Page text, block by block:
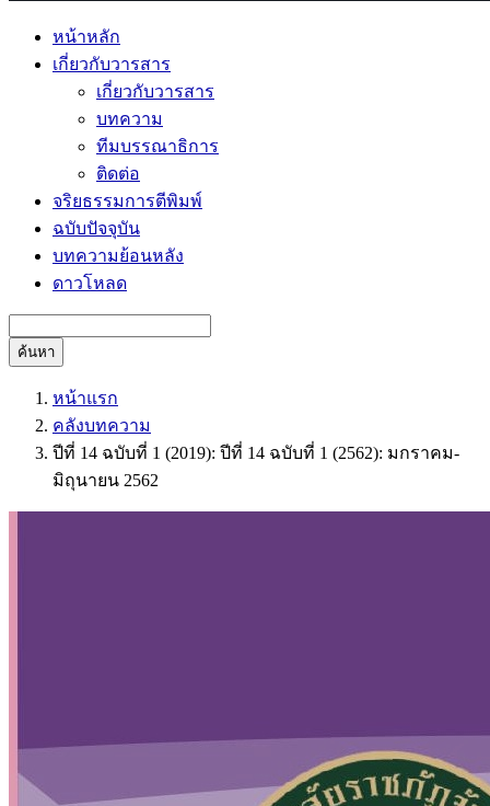
หน้าหลัก
เกี่ยวกับวารสาร
เกี่ยวกับวารสาร
บทความ
ทีมบรรณาธิการ
ติดต่อ
จริยธรรมการตีพิมพ์
ฉบับปัจจุบัน
บทความย้อนหลัง
ดาวโหลด
ค้นหา
หน้าแรก
คลังบทความ
ปีที่ 14 ฉบับที่ 1 (2019): ปีที่ 14 ฉบับที่ 1 (2562): มกราคม-
มิถุนายน 2562